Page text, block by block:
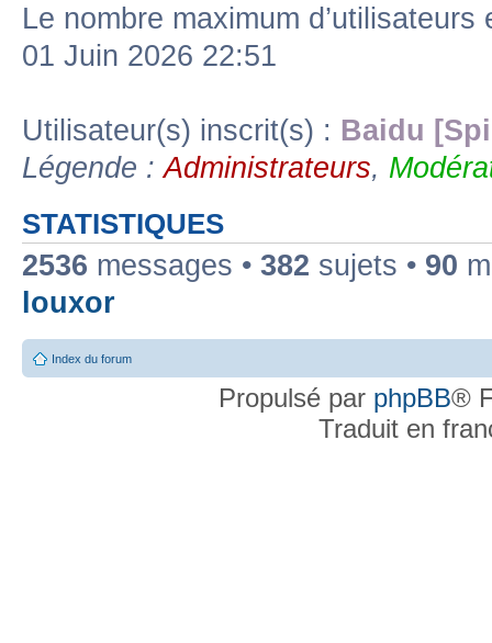
Le nombre maximum
01 Juin 2026 22:51
Utilisateur(s) inscrit(s) : Baidu
Légende :Administrateurs,
STATISTIQUES
2536 messages • 382 sujets • 90
louxor
Index du forum
Propulsé par phpBB®
Traduit en